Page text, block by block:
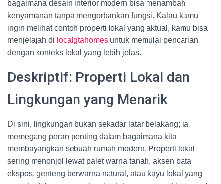
bagaimana desain interior modern bisa menambah
kenyamanan tanpa mengorbankan fungsi. Kalau kamu
ingin melihat contoh properti lokal yang aktual, kamu bisa
menjelajah di localgtahomes untuk memulai pencarian
dengan konteks lokal yang lebih jelas.
Deskriptif: Properti Lokal dan
Lingkungan yang Menarik
Di sini, lingkungan bukan sekadar latar belakang; ia
memegang peran penting dalam bagaimana kita
membayangkan sebuah rumah modern. Properti lokal
sering menonjol lewat palet warna tanah, aksen bata
ekspos, genteng berwarna natural, atau kayu lokal yang